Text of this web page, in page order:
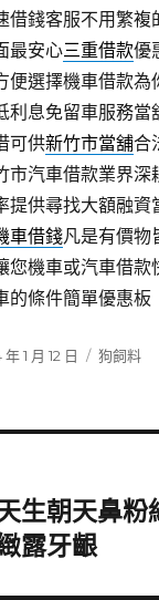
借錢客服不用繁複
最安心三重借款優
便選擇機車借款為
利息免留車服務當
可供新竹市當舖合
市汽車借款業界深
提供尋找大額融資
車借錢凡是有價物
您機車或汽車借款
的條件簡單優惠板
1 月 12 日
分
狗飼料
生朝天鼻粉
露牙齦